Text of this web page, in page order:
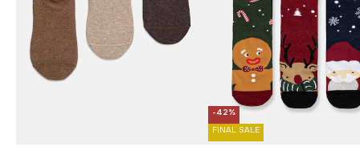
-42%
FINAL SALE